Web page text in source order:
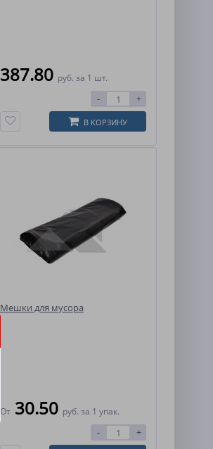
387.80 руб. за 1 шт.
- +
В КОРЗИНУ
Мешки для мусора
От 30.50 руб. за 1 упак.
- +